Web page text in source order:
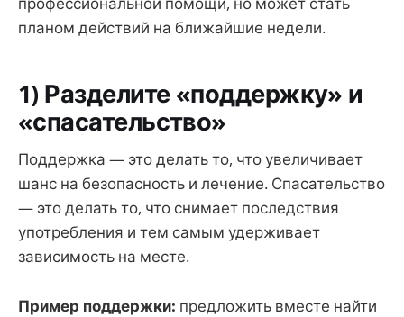
планом действий на ближайшие недели.
1) Разделите «поддержку» и
«спасательство»
Поддержка — это делать то, что увеличивает
шанс на безопасность и лечение. Спасательство
— это делать то, что снимает последствия
употребления и тем самым удерживает
зависимость на месте.
Пример поддержки: предложить вместе найти